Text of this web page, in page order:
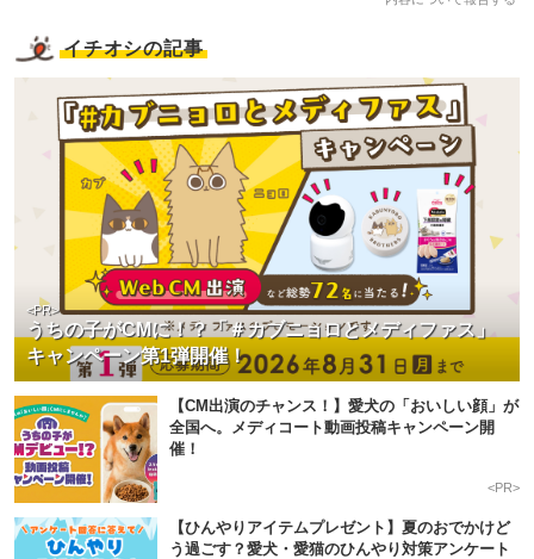
イチオシの記事
うちの子がCMに！？「＃カブニョロとメディファス」
キャンペーン第1弾開催！
<PR>
【CM出演のチャンス！】愛犬の「おいしい顔」が
全国へ。メディコート動画投稿キャンペーン開
催！
<PR>
【ひんやりアイテムプレゼント】夏のおでかけど
う過ごす？愛犬・愛猫のひんやり対策アンケート